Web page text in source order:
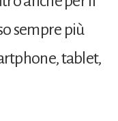
sempre più
tablet,